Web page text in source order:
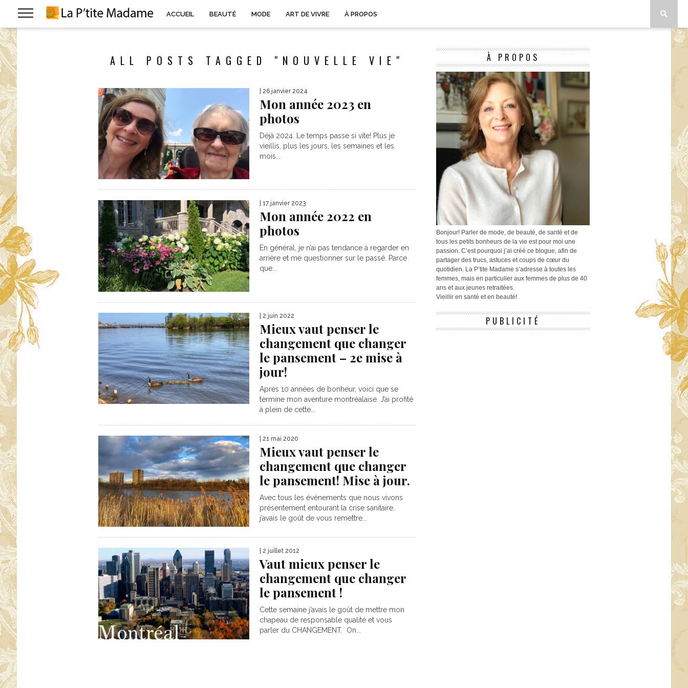
ACCUEIL BEAUTÉ MODE ART DE VIVRE À PROPOS
ALL POSTS TAGGED "NOUVELLE VIE"
| 26 janvier 2024
Mon année 2023 en
photos
Déjà 2024. Le temps passe si vite! Plus je
vieillis, plus les jours, les semaines et les
mois...
| 17 janvier 2023
Mon année 2022 en
photos
En général, je n’ai pas tendance à regarder en
arrière et me questionner sur le passé. Parce
que...
| 2 juin 2022
Mieux vaut penser le
changement que changer
le pansement – 2e mise à
jour!
Après 10 années de bonheur, voici que se
termine mon aventure montréalaise. J’ai profité
à plein de cette...
| 21 mai 2020
Mieux vaut penser le
changement que changer
le pansement! Mise à jour.
Avec tous les événements que nous vivons
présentement entourant la crise sanitaire,
j’avais le goût de vous remettre...
| 2 juillet 2012
Vaut mieux penser le
changement que changer
le pansement !
Cette semaine j’avais le goût de mettre mon
chapeau de responsable qualité et vous
parler du CHANGEMENT. On...
À PROPOS
Bonjour! Parler de mode, de beauté, de santé et de
tous les petits bonheurs de la vie est pour moi une
passion. C’est pourquoi j’ai créé ce blogue, afin de
partager des trucs, astuces et coups de cœur du
quotidien. La P’tite Madame s’adresse à toutes les
femmes, mais en particulier aux femmes de plus de 40
ans et aux jeunes retraitées.
Vieillir en santé et en beauté!
PUBLICITÉ